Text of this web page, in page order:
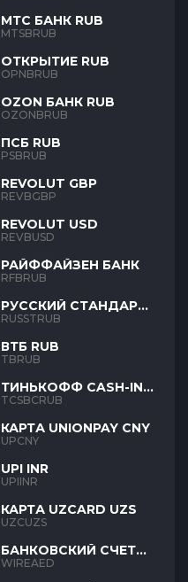
МТС БАНК RUB
MTSBRUB
ОТКРЫТИЕ RUB
OPNBRUB
OZON БАНК RUB
OZONBRUB
ПСБ RUB
PSBRUB
REVOLUT GBP
REVBGBP
REVOLUT USD
REVBUSD
РАЙФФАЙЗЕН БАНК
RFBRUB
РУССКИЙ СТАНДАРТ
RUB
RUSSTRUB
ВТБ RUB
TBRUB
ТИНЬКОФФ CASH-IN
RUB
TCSBCRUB
КАРТА UNIONPAY CNY
UPCNY
UPI INR
UPIINR
КАРТА UZCARD UZS
UZCUZS
БАНКОВСКИЙ СЧЕТ
AED
WIREAED